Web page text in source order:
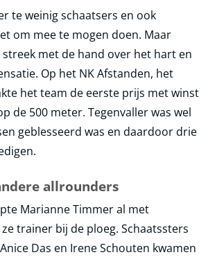
te weinig schaatsers en ook
om mee te mogen doen. Maar
streek met de hand over het hart en
Op het NK Afstanden, het
het team de eerste prijs met winst
de 500 meter. Tegenvaller was wel
geblesseerd was en daardoor drie
allrounders
Marianne Timmer al met
trainer bij de ploeg. Schaatssters
Das en Irene Schouten kwamen